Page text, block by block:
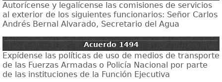
Autorícense y legalícense las comisiones de servicios
al exterior de los siguientes funcionarios: Señor Carlos
Andrés Bernal Alvarado, Secretario del Agua
Acuerdo 1494
Expídense las políticas de uso de medios de transporte
de las Fuerzas Armadas o Policía Nacional por parte
de las instituciones de la Función Ejecutiva